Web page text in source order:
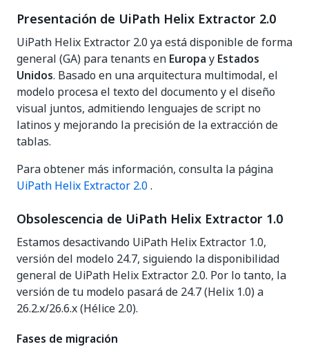
Presentación de UiPath Helix Extractor 2.0
UiPath Helix Extractor 2.0 ya está disponible de forma
general (GA) para tenants en Europa y Estados
Unidos. Basado en una arquitectura multimodal, el
modelo procesa el texto del documento y el diseño
visual juntos, admitiendo lenguajes de script no
latinos y mejorando la precisión de la extracción de
tablas.
Para obtener más información, consulta la página
UiPath Helix Extractor 2.0.
Obsolescencia de UiPath Helix Extractor 1.0
Estamos desactivando UiPath Helix Extractor 1.0,
versión del modelo 24.7, siguiendo la disponibilidad
general de UiPath Helix Extractor 2.0. Por lo tanto, la
versión de tu modelo pasará de 24.7 (Helix 1.0) a
26.2.x/26.6.x (Hélice 2.0).
Fases de migración